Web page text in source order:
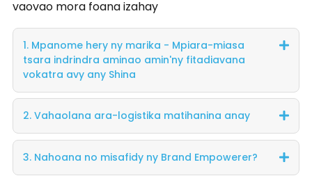
vaovao mora foana izahay
1. Mpanome hery ny marika - Mpiara-miasa
tsara indrindra aminao amin'ny fitadiavana
vokatra avy any Shina
2. Vahaolana ara-logistika matihanina anay
3. Nahoana no misafidy ny Brand Empowerer?